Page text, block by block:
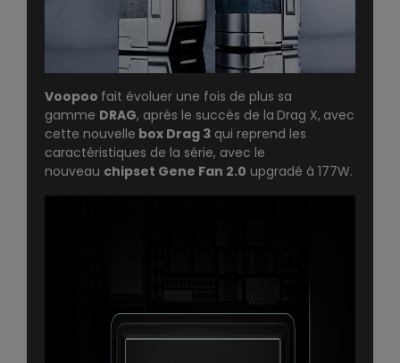
Voopoo fait évoluer une fois de plus sa
gamme DRAG, après le succès de la Drag X, avec
cette nouvelle box Drag 3 qui reprend les
caractéristiques de la série, avec le
nouveau chipset Gene Fan 2.0 upgradé à 177W.